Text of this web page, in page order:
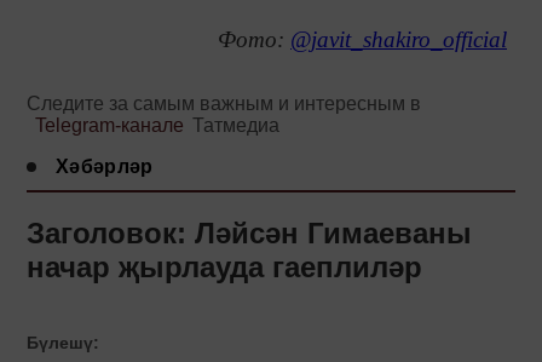
Фото: @javit_shakiro_official
Следите за самым важным и интересным в
Telegram-канале Татмедиа
Хәбәрләр
Заголовок: Ләйсән Гимаеваны
начар җырлауда гаеплиләр
Бүлешү: